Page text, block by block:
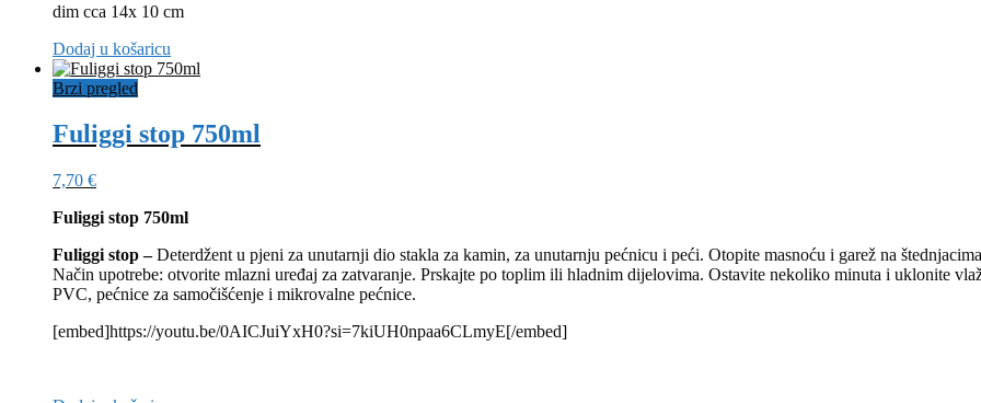
dim cca 14x 10 cm
Dodaj u košaricu
Brzi pregled
Fuliggi stop 750ml
7,70 €
Fuliggi stop 750ml
Fuliggi stop –Deterdžent u pjeni za unutarnji dio stakla za kamin, za unutarnju pećnicu i peći. Otopite masnoću i garež na
Način upotrebe: otvorite mlazni uređaj za zatvaranje. Prskajte po toplim ili hladnim dijelovima. Ostavite nekoliko minuta i uklonite
PVC, pećnice za samočišćenje i mikrovalne pećnice.
[embed]https://youtu.be/0AICJuiYxH0?si=7kiUH0npaa6CLmyE[/embed]